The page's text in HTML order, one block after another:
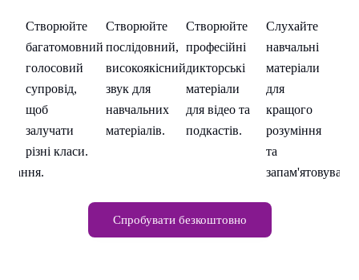
Створюйте
багатомовний
голосовий
супровід,
щоб
залучати
різні класи.
Створюйте
послідовний,
високоякісний
звук для
навчальних
матеріалів.
Створюйте
професійні
дикторські
матеріали
для відео та
подкастів.
Слухайте
навчальні
матеріали
для
кращого
розуміння
та
Спробувати безкоштовно